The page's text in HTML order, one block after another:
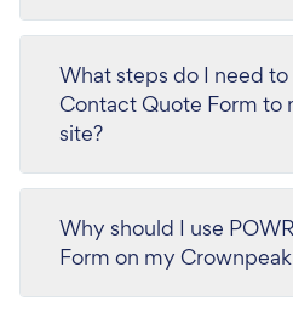
What steps do I need
Contact Quote Form to
site?
Why should I use
Form on my